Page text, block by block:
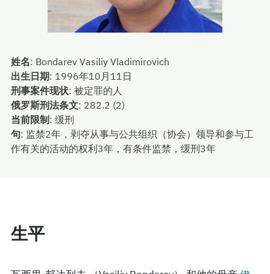
姓名: Bondarev Vasiliy Vladimirovich
出生日期: 1996年10月11日
刑事案件现状: 被定罪的人
俄罗斯刑法条文: 282.2 (2)
当前限制 : 缓刑
句: 监禁2年，剥夺从事与公共组织（协会）领导和参与工
作有关的活动的权利3年，有条件监禁，缓刑3年
生平